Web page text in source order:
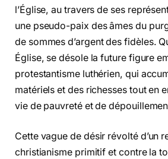
l’Église, au travers de ses
une pseudo-paix des âmes du
de sommes d’argent des fidèles.
Église, se désole la future figure
protestantisme luthérien, qui
matériels et des richesses tout en
vie de pauvreté et de
Cette vague de désir révolté d’un
christianisme primitif et contre la